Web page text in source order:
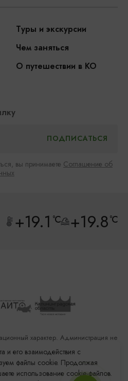
Туры и экскурсии
Чем заняться
О путешествии в КО
вы принимаете Соглашение об
+19.1 °C +19.8°C
характер. Администрация не
услуг, предоставленных
и его взаимодействия с
файлы cookie. Продолжая
использование cookie-файлов.